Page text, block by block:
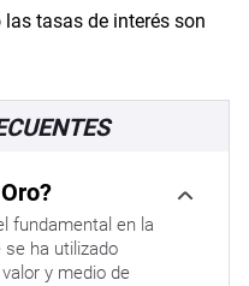
tasas de interés son
fundamental en la
se ha utilizado
y medio de